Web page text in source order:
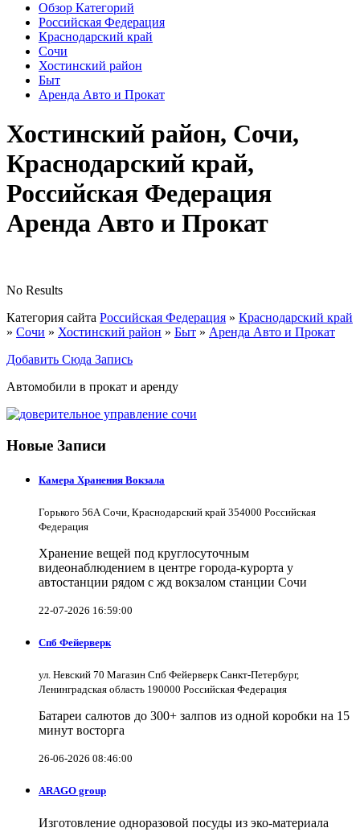
Обзор Категорий
Российская Федерация
Краснодарский край
Сочи
Хостинский район
Быт
Аренда Авто и Прокат
Хостинский район, Сочи,
Краснодарский край,
Российская Федерация
Аренда Авто и Прокат
No Results
Категория сайта Российская Федерация » Краснодарский край
» Сочи » Хостинский район » Быт » Аренда Авто и Прокат
Добавить Сюда Запись
Автомобили в прокат и аренду
Новые Записи
Камера Хранения Вокзала
Горького 56А Сочи, Краснодарский край 354000 Российская
Федерация
Хранение вещей под круглосуточным
видеонаблюдением в центре города-курорта у
автостанции рядом с жд вокзалом станции Сочи
22-07-2026 16:59:00
Спб Фейерверк
ул. Невский 70 Магазин Спб Фейерверк Санкт-Петербург,
Ленинградская область 190000 Российская Федерация
Батареи салютов до 300+ залпов из одной коробки на 15
минут восторга
26-06-2026 08:46:00
ARAGO group
Изготовление одноразовой посуды из эко-материала